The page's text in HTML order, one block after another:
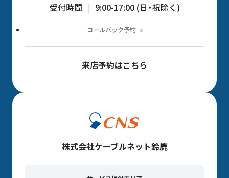
受付時間 9:00-17:00 (日・祝除く)
コールバック予約
来店予約はこちら
株式会社ケーブルネット鈴鹿